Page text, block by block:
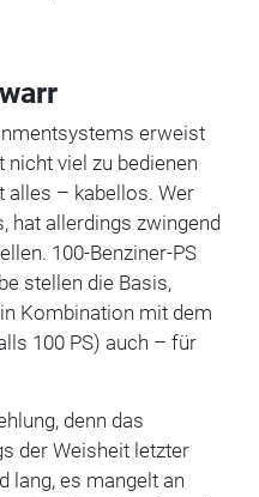
erweist
nicht viel zu bedienen
alles – kabellos. Wer
hat allerdings zwingend
100-Benziner-PS
stellen die Basis,
Kombination mit dem
100 PS) auch – für
denn das
der Weisheit letzter
lang, es mangelt an